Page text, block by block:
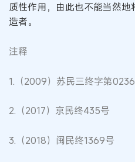
质性作用，由此也不能当然
造者。
注释
1.（2009）苏民三终字第
2.（2017）京民终435号
3.（2018）闽民终1369号